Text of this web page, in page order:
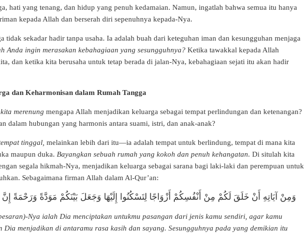
hati yang tenang, dan hidup yang penuh kedamaian. Namun, ingatlah bahwa semua itu hanya
kepada Allah dan berserah diri sepenuhnya kepada-Nya.
tidak sekadar hadir tanpa usaha. Ia adalah buah dari keteguhan iman dan kesungguhan menjaga
Anda ingin merasakan kebahagiaan yang sesungguhnya? Ketika tawakkal kepada Allah
dan ketika kita berusaha untuk tetap berada di jalan-Nya, kebahagiaan sejati itu akan hadir
dan Keharmonisan dalam Rumah Tangga
merenung mengapa Allah menjadikan keluarga sebagai tempat perlindungan dan ketenangan?
dalam hubungan yang harmonis antara suami, istri, dan anak-anak?
tinggal, melainkan lebih dari itu—ia adalah tempat untuk berlindung, tempat di mana kita
maupun duka. Bayangkan sebuah rumah yang kokoh dan penuh kehangatan. Di situlah kita
segala hikmah-Nya, menjadikan keluarga sebagai sarana bagi laki-laki dan perempuan untuk
Sebagaimana firman Allah dalam Al-Qur’an:
وَمِنْ آيَاتِهِ أَنْ خَلَقَ لَكُمْ مِنْ أَنْفُسِكُمْ أَزْوَاجًا لِتَسْكُنُوا إِلَيْهَا وَجَعَلَ بَيْنَكُمْ مَوَدَّةً وَرَحْمَةً
Nya ialah Dia menciptakan untukmu pasangan dari jenis kamu sendiri, agar kamu
Dia menjadikan di antaramu rasa kasih dan sayang. Sesungguhnya pada yang demikian itu